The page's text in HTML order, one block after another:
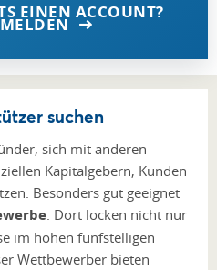
EINEN ACCOUNT?
suchen
sich mit anderen
Kapitalgebern, Kunden
Besonders gut geeignet
. Dort locken nicht nur
im hohen fünfstelligen
Wettbewerber bieten